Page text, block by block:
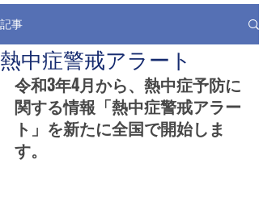
記事
熱中症警戒アラート
令和3年4月から、熱中症予防に
関する情報「熱中症警戒アラー
ト」を新たに全国で開始しま
す。